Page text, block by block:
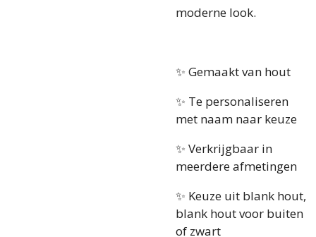
moderne look.
✨ Gemaakt van hout
✨ Te personaliseren
met naam naar keuze
✨ Verkrijgbaar in
meerdere afmetingen
✨ Keuze uit blank hout,
blank hout voor buiten
of zwart